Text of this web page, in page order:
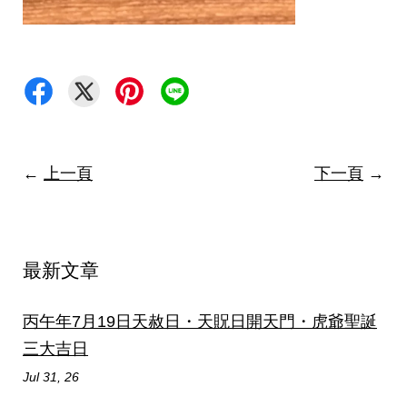
← 上一頁 下一頁 →
最新文章
丙午年7月19日天赦日・天貺日開天門・虎爺聖誕
三大吉日
Jul 31, 26